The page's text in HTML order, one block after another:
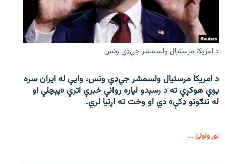
د امریکا مرستیال ولسمشر جي‌ډي ونس
د امریکا مرستیال ولسمشر جي‌ډي ونس، وايي له ایران سره
یوې هوکړې ته د رسېدو لپاره روانې خبرې اترې «پېچلې او
له ننګونو ډکې» دي او وخت ته اړتیا لري.
نور ولولئ ...